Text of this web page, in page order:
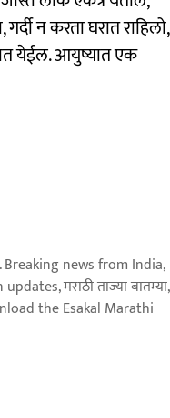
न करता घरात राहिलो,
येईल. आयुष्यात एक
. Breaking news from India,
मराठी ताज्या बातम्या,
the Esakal Marathi